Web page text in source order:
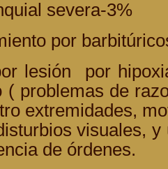
severa-3%
por
lesión por
( problemas de
extremidades,
visuales,
de órdenes.